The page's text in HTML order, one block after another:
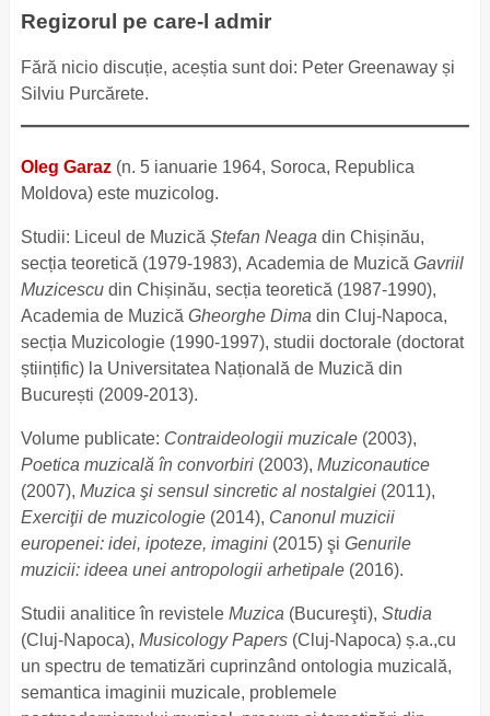
Regizorul pe care-l admir
Fără nicio discuție, aceștia sunt doi: Peter Greenaway și
Silviu Purcărete.
Oleg Garaz (n. 5 ianuarie 1964, Soroca, Republica
Moldova) este muzicolog.
Studii: Liceul de Muzică Ștefan Neaga din Chișinău,
secția teoretică (1979-1983), Academia de Muzică Gavriil
Muzicescudin Chișinău, secția teoretică (1987-1990),
Academia de Muzică Gheorghe Dima din Cluj-Napoca,
secția Muzicologie (1990-1997), studii doctorale (doctorat
științific) la Universitatea Națională de Muzică din
București (2009-2013).
Volume publicate: Contraideologii muzicale(2003),
Poetica muzicală în convorbiri(2003), Muziconautice
(2007), Muzica şi sensul sincretic al nostalgiei(2011),
Exerciţii de muzicologie (2014), Canonul muzicii
europenei: idei, ipoteze, imagini(2015) şi Genurile
muzicii: ideea unei antropologii arhetipale (2016).
Studii analitice în revistele Muzica (Bucureşti), Studia
(Cluj-Napoca), Musicology Papers(Cluj-Napoca) ș.a.,cu
un spectru de tematizări cuprinzând ontologia muzicală,
semantica imaginii muzicale, problemele